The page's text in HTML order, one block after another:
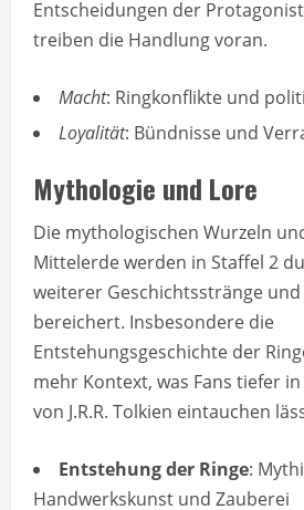
Entscheidungen der
treiben die Handlung voran.
Macht: Ringkonflikte und
Loyalität: Bündnisse und
Mythologie und Lore
Die mythologischen Wurzeln
Mittelerde werden in Staffel 2
weiterer Geschichtsstränge
bereichert. Insbesondere die
Entstehungsgeschichte der
mehr Kontext, was Fans tiefer
von J.R.R. Tolkien eintauchen
Entstehung der Ringe:
Handwerkskunst und Zauberei